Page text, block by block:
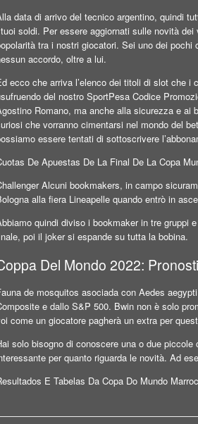
data di arrivo del tecnico argentino, quindi
soldi. Per essere aggiornati sulle novità
tra i nostri giocatori. Sei uno dei
accordo, oltre a lui.
ecco che arriva l’elenco dei titoli di slot che
del nostro SportPesa Codice
Romano, ma anche alla sicurezza e ai
che vorranno cimentarsi nel mondo del
essere tentati di sottoscrivere
De Apuestas De La Final De La Copa
Alcuni bookmakers, in campo
alla fiera Lineapelle quando entrò in
quindi diviso i bookmaker in tre gruppi
poi il joker si espande su tutta la bobina.
Del Mondo 2022:
de mosquitos asociada con Aedes
e dallo S&P 500. Bwin non è solo
come un giocatore pagherà un extra per
solo bisogno di conoscere una o due
per quanto riguarda le novità. Ad
E Tabelas Da Copa Do Mundo